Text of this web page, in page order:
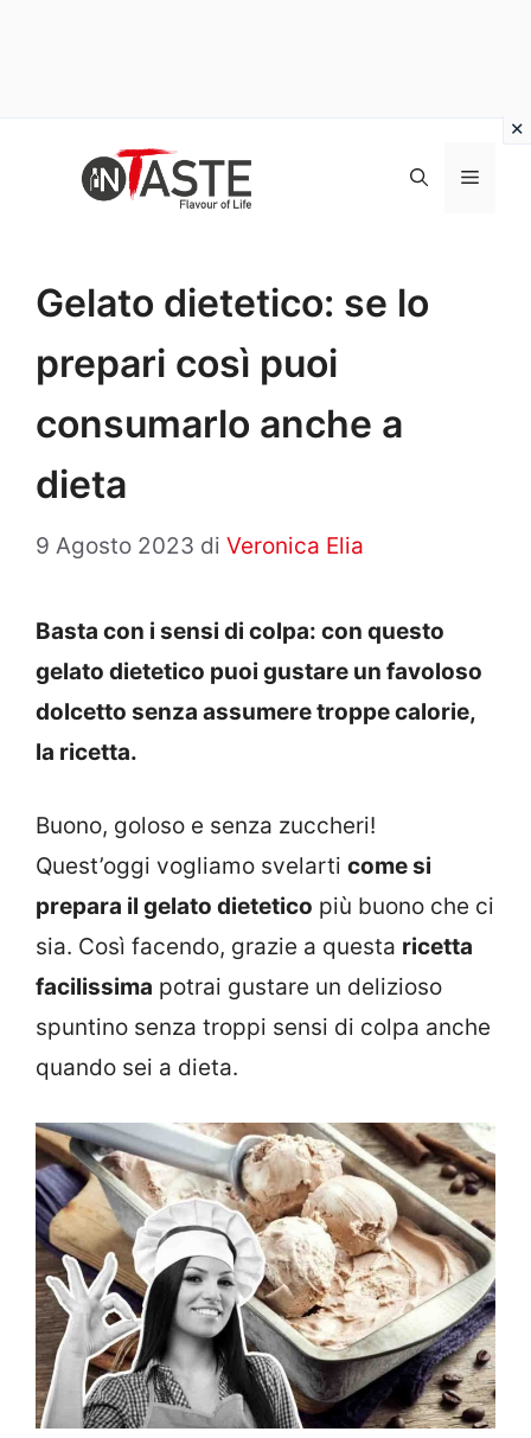
Menu
Gelato dietetico: se lo
prepari così puoi
consumarlo anche a
dieta
9 Agosto 2023 di Veronica Elia
Basta con i sensi di colpa: con questo
gelato dietetico puoi gustare un favoloso
dolcetto senza assumere troppe calorie,
la ricetta.
Buono, goloso e senza zuccheri!
Quest’oggi vogliamo svelarti come si
prepara il gelato dietetico più buono che ci
sia. Così facendo, grazie a questa ricetta
facilissima potrai gustare un delizioso
spuntino senza troppi sensi di colpa anche
quando sei a dieta.